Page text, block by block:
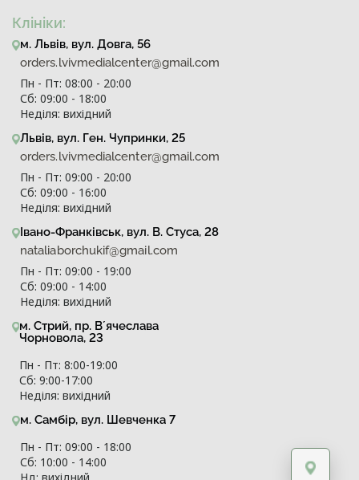
Клініки:
м. Львів, вул. Довга, 56
orders.lvivmedialcenter@gmail.com
Пн - Пт: 08:00 - 20:00
Сб: 09:00 - 18:00
Неділя: вихідний
Львів, вул. Ген. Чупринки, 25
orders.lvivmedialcenter@gmail.com
Пн - Пт: 09:00 - 20:00
Сб: 09:00 - 16:00
Неділя: вихідний
Івано-Франківськ, вул. В. Стуса, 28
nataliaborchukif@gmail.com
Пн - Пт: 09:00 - 19:00
Сб: 09:00 - 14:00
Неділя: вихідний
м. Стрий, пр. Вʼячеслава
Чорновола, 23
Пн - Пт: 8:00-19:00
Сб: 9:00-17:00
Неділя: вихідний
м. Самбір, вул. Шевченка 7
Пн - Пт: 09:00 - 18:00
Сб: 10:00 - 14:00